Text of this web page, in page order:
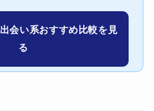
会い系おすすめ比較を見
る